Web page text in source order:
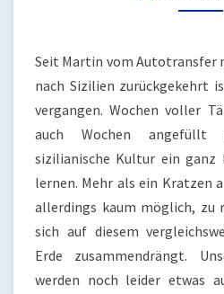
–
Seit Martin vom Autotransfer
nach Sizilien zurückgekehrt
vergangen. Wochen voller
auch Wochen angefüllt
sizilianische Kultur ein ganz
lernen. Mehr als ein Kratzen
allerdings kaum möglich, zu
sich auf diesem
Erde zusammendrängt.
werden noch leider etwas